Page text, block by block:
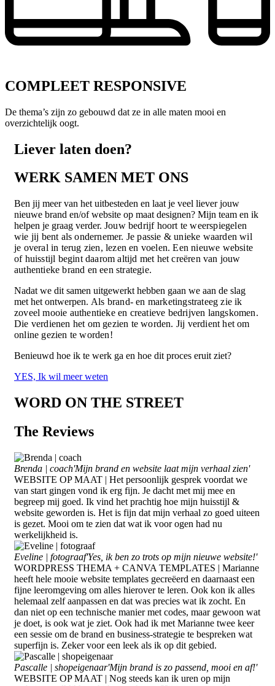
COMPLEET RESPONSIVE
De thema’s zijn zo gebouwd dat ze in alle maten mooi en
overzichtelijk oogt.
Liever laten doen?
WERK SAMEN MET ONS
Ben jij meer van het uitbesteden en laat je veel liever jouw
nieuwe brand en/of website op maat designen? Mijn team en ik
helpen je graag verder. Jouw bedrijf hoort te weerspiegelen
wie jij bent als ondernemer. Je passie & unieke waarden wil
je overal in terug zien, lezen en voelen. Een nieuwe website
of huisstijl begint daarom altijd met het creëren van jouw
authentieke brand en een strategie.
Nadat we dit samen uitgewerkt hebben gaan we aan de slag
met het ontwerpen. Als brand- en marketingstrateeg zie ik
zoveel mooie authentieke en creatieve bedrijven langskomen.
Die verdienen het om gezien te worden. Jij verdient het om
online gezien te worden!
Benieuwd hoe ik te werk ga en hoe dit proces eruit ziet?
YES, Ik wil meer weten
WORD ON THE STREET
The Reviews
Brenda | coach'Mijn brand en website laat mijn verhaal zien'
WEBSITE OP MAAT | Het persoonlijk gesprek voordat we
van start gingen vond ik erg fijn. Je dacht met mij mee en
begreep mij goed. Ik vind het prachtig hoe mijn huisstijl &
website geworden is. Het is fijn dat mijn verhaal zo goed uiteen
is gezet. Mooi om te zien dat wat ik voor ogen had nu
werkelijkheid is.
Eveline | fotograaf'Yes, ik ben zo trots op mijn nieuwe website!'
WORDPRESS THEMA + CANVA TEMPLATES | Marianne
heeft hele mooie website templates gecreëerd en daarnaast een
fijne leeromgeving om alles hierover te leren. Ook kon ik alles
helemaal zelf aanpassen en dat was precies wat ik zocht. En
dan niet op een technische manier met codes, maar gewoon wat
je doet, is ook wat je ziet. Ook had ik met Marianne twee keer
een sessie om de brand en business-strategie te bespreken wat
superfijn is. Zeker voor een leek als ik op dit gebied.
Pascalle | shopeigenaar'Mijn brand is zo passend, mooi en af!'
WEBSITE OP MAAT | Nog steeds kan ik uren op mijn